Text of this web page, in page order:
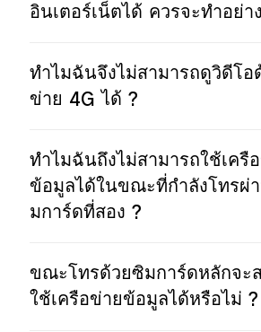
อินเตอร์เน็ตได้ ควรจะทำอย่า
ทำไมฉันจึงไม่สามารถดูวิดีโอ
ข่าย 4G ได้ ?
ทำไมฉันถึงไม่สามารถใช้เครื
ข้อมูลได้ในขณะที่กำลังโทรผ่
มการ์ดที่สอง ?
ขณะโทรด้วยซิมการ์ดหลักจะ
ใช้เครือข่ายข้อมูลได้หรือไม่ ?